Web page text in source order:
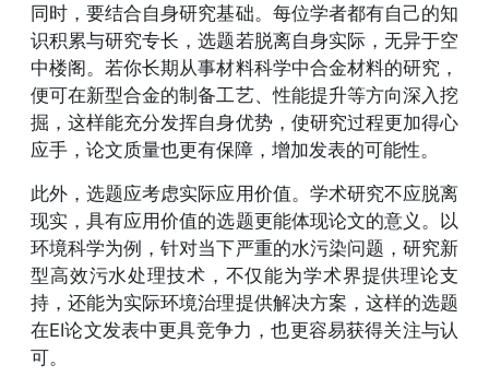
同时，要结合自身研究基础。每位学者都有自己的知
识积累与研究专长，选题若脱离自身实际，无异于空
中楼阁。若你长期从事材料科学中合金材料的研究，
便可在新型合金的制备工艺、性能提升等方向深入挖
掘，这样能充分发挥自身优势，使研究过程更加得心
应手，论文质量也更有保障，增加发表的可能性。
此外，选题应考虑实际应用价值。学术研究不应脱离
现实，具有应用价值的选题更能体现论文的意义。以
环境科学为例，针对当下严重的水污染问题，研究新
型高效污水处理技术，不仅能为学术界提供理论支
持，还能为实际环境治理提供解决方案，这样的选题
在EI论文发表中更具竞争力，也更容易获得关注与认
可。